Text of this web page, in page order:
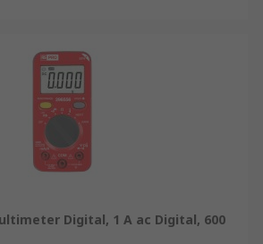
Digital, 1 A ac Digital, 600